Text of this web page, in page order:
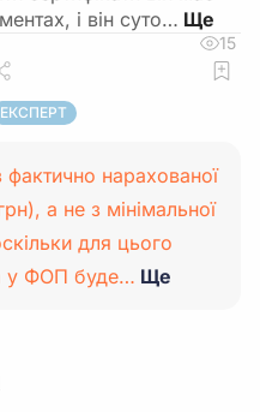
і він суто…
15
ЕКСПЕРТ
нарахованої
а не з мінімальної
для цього
у ФОП буде… Ще